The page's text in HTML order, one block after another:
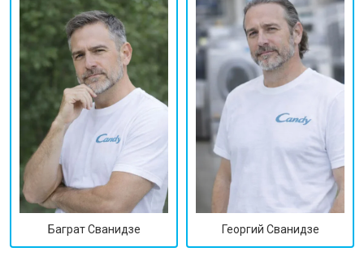
Баграт Сванидзе Георгий Сванидзе